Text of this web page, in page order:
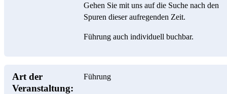
Gehen Sie mit uns auf die Suche nach den
Spuren dieser aufregenden Zeit.
Führung auch individuell buchbar.
Art der
Veranstaltung:
Führung